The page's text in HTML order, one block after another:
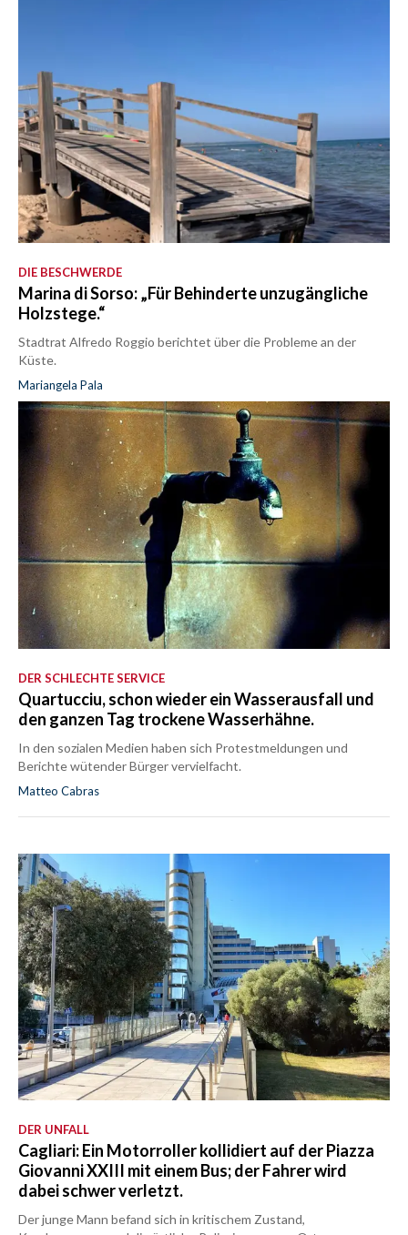
DIE BESCHWERDE
Marina di Sorso: „Für Behinderte unzugängliche
Holzstege.“
Stadtrat Alfredo Roggio berichtet über die Probleme an der
Küste.
Mariangela Pala
DER SCHLECHTE SERVICE
Quartucciu, schon wieder ein Wasserausfall und
den ganzen Tag trockene Wasserhähne.
In den sozialen Medien haben sich Protestmeldungen und
Berichte wütender Bürger vervielfacht.
Matteo Cabras
DER UNFALL
Cagliari: Ein Motorroller kollidiert auf der Piazza
Giovanni XXIII mit einem Bus; der Fahrer wird
dabei schwer verletzt.
Der junge Mann befand sich in kritischem Zustand,